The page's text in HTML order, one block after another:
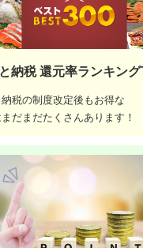
納税 還元率ランキン
税の制度改定後もお得な
だまだたくさんあります！